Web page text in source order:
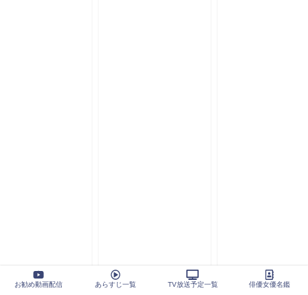
お勧め動画配信 あらすじ一覧 TV放送予定一覧 俳優女優名鑑